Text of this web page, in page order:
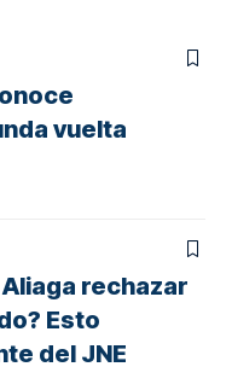
vuelta
rechazar
Esto
del JNE